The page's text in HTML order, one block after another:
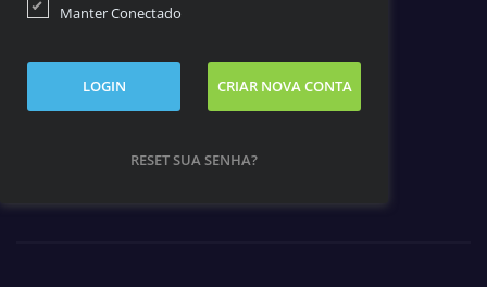
Manter Conectado
LOGIN CRIAR NOVA CONTA
RESET SUA SENHA?